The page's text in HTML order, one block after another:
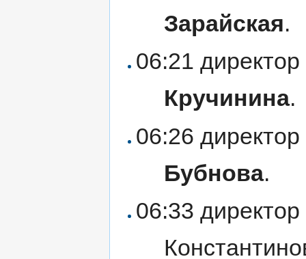
Зарайская.
06:21
Кручинина.
06:26
Бубнова.
06:33